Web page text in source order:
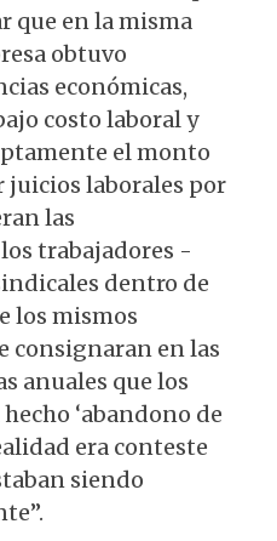
que en la misma
obtuvo
económicas,
costo laboral y
el monto
laborales por
las
los trabajadores -
dentro de
los mismos
consignaran en las
anuales que los
‘abandono de
era conteste
siendo